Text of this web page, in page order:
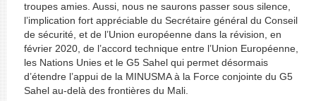
troupes amies. Aussi, nous ne saurons passer sous silence,
l’implication fort appréciable du Secrétaire général du Conseil
de sécurité, et de l’Union européenne dans la révision, en
février 2020, de l’accord technique entre l’Union Européenne,
les Nations Unies et le G5 Sahel qui permet désormais
d’étendre l’appui de la MINUSMA à la Force conjointe du G5
Sahel au-delà des frontières du Mali.